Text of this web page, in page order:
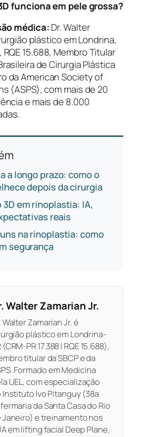
funciona em pele grossa?
médica:Dr. Walter
plástico em Londrina,
RQE 15.688, Membro Titular
de Cirurgia Plástica
da American Society of
(ASPS), com mais de 20
e mais de 8.000
a longo prazo: como o
depois da cirurgia
3D em rinoplastia: IA,
reais
na rinoplastia: como
segurança
Walter Zamarian Jr.
Walter Zamarian Jr. é
plástico em Londrina-
(CRM-PR 17.388 | RQE 15.688),
titular da SBCP e da
Formado em Medicina
UEL, com especialização
Instituto Ivo Pitanguy (38a
da Santa Casa do Rio
Janeiro) e treinamento nos
em lifting facial Deep Plane,